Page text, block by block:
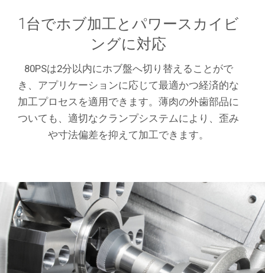
1台でホブ加工とパワースカイビ
ングに対応
80PSは2分以内にホブ盤へ切り替えることがで
き、アプリケーションに応じて最適かつ経済的な
加工プロセスを適用できます。薄肉の外歯部品に
ついても、適切なクランプシステムにより、歪み
や寸法偏差を抑えて加工できます。